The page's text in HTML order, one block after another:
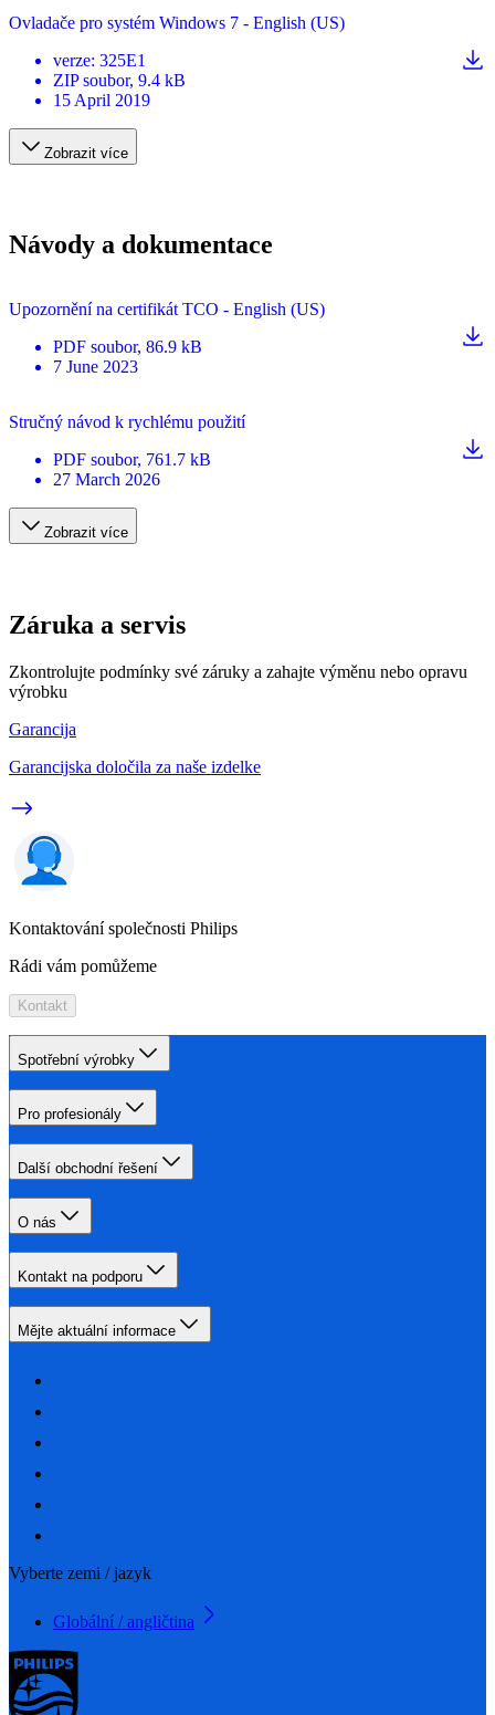
Ovladače pro systém Windows 7 - English (US)
verze: 325E1
ZIP soubor, 9.4 kB
15 April 2019
Zobrazit více
Návody a dokumentace
Upozornění na certifikát TCO - English (US)
PDF soubor, 86.9 kB
7 June 2023
Stručný návod k rychlému použití
PDF soubor, 761.7 kB
27 March 2026
Zobrazit více
Záruka a servis
Zkontrolujte podmínky své záruky a zahajte výměnu nebo opravu
výrobku
Garancija
Garancijska določila za naše izdelke
Kontaktování společnosti Philips
Rádi vám pomůžeme
Kontakt
Spotřební výrobky
Pro profesionály
Další obchodní řešení
O nás
Kontakt na podporu
Mějte aktuální informace
Vyberte zemi / jazyk
Globální / angličtina